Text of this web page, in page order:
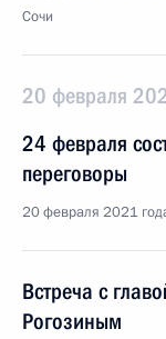
Сочи
20 февраля
24 февраля
переговоры
20 февраля 2021
Встреча с
Рогозиным